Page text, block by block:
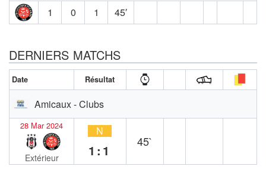
1 0 1 45′
DERNIERS MATCHS
Date Résultat
Amicaux - Clubs
28 Mar 2024
Extérieur
N
1:1
45`